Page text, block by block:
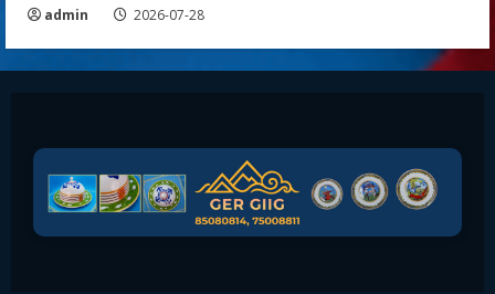
admin 2026-07-28